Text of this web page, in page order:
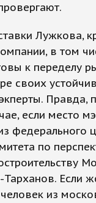
Лужкова,
в том
к переделу
своих
Правда,
если место
федерального
по
Если
из